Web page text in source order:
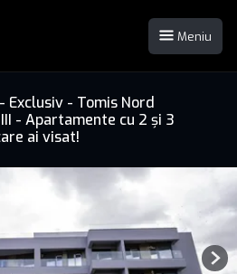
Meniu
- Tomis Nord
- Apartamente cu 2 și 3
ai visat!